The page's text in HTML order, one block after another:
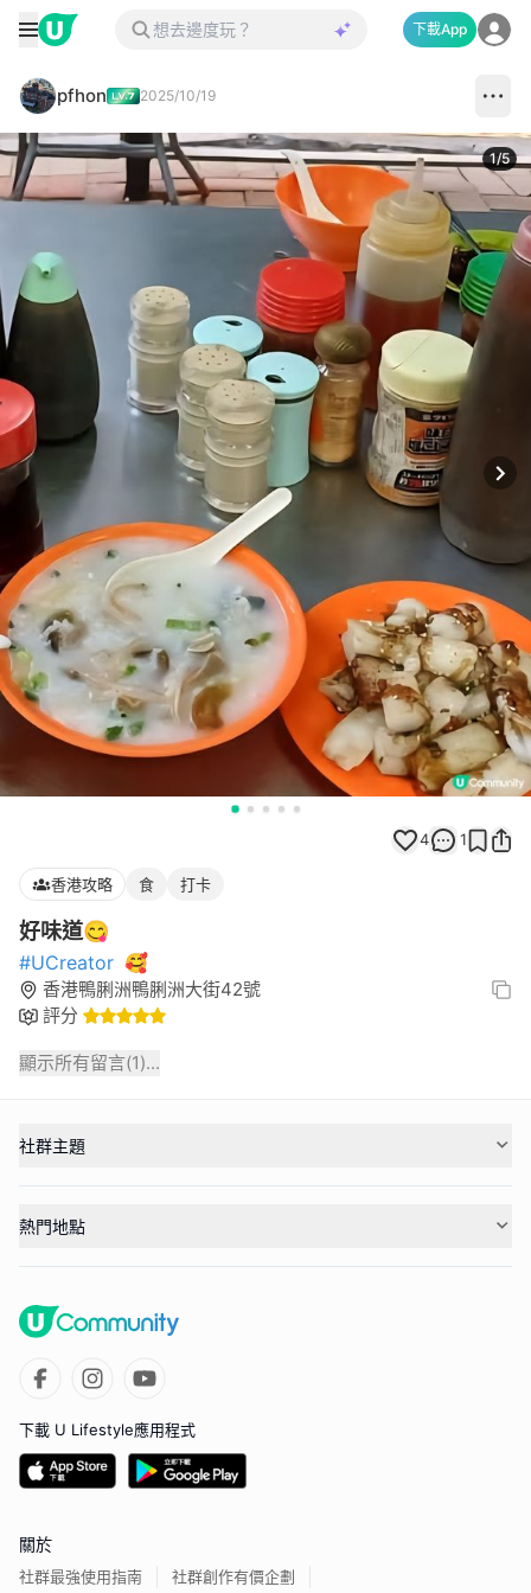
下載App
pfhon 2025/10/19
1/5
4 1
香港攻略 食 打卡
好味道😋
#UCreator 🥰
香港鴨脷洲鴨脷洲大街42號
評分
顯示所有留言(1)...
社群主題
熱門地點
下載 U Lifestyle應用程式
關於
社群最強使用指南 社群創作有價企劃